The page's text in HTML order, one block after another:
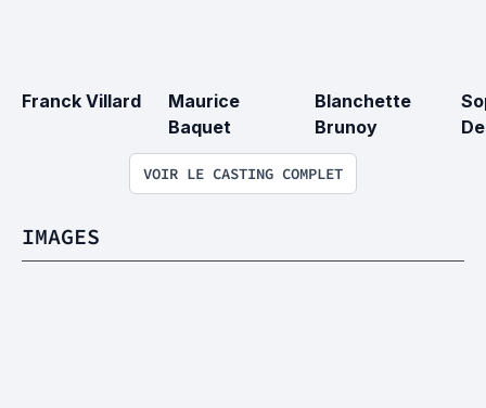
Franck Villard
Maurice
Baquet
Blanchette
Brunoy
VOIR LE CASTING COMPLET
IMAGES